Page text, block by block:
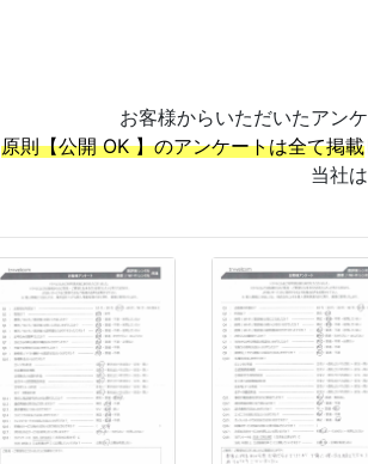
お客様からいただいたアン
原則【公開 OK 】のアンケートは全て掲載
当社